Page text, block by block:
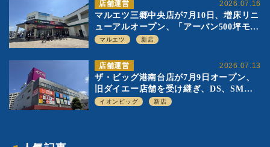
2026.07.16
店舗運営
マルエツ三郷中央店が7月10日、増床リニ
ューアルオープン、「アーバン500坪モデ
ル」の実験を集大成、駅前立地受け、寿
マルエツ 新店
2026.07.13
店舗運営
ザ・ビッグ港南台店が7月9日オープン、
旧ダイエー店舗を受け継ぎ、DS、SM激
戦区にイオンビッグが出店へ
イオンビッグ 新店